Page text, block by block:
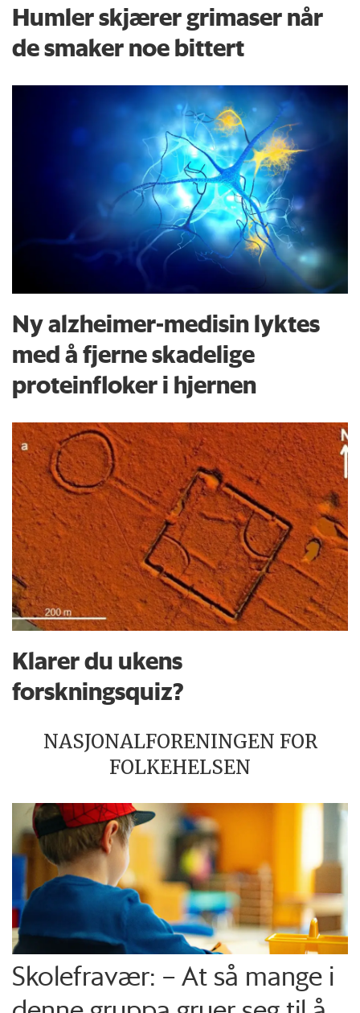
Humler skjærer grimaser når
de smaker noe bittert
Ny alzheimer-medisin lyktes
med å fjerne skadelige
proteinfloker i hjernen
Klarer du ukens
forskningsquiz?
NASJONALFORENINGEN FOR
FOLKEHELSEN
Skolefravær: – At så mange i